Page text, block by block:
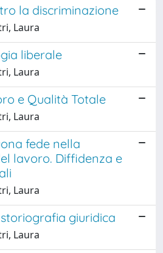
la discriminazione
Laura
liberale
Laura
e Qualità Totale
Laura
fede nella
lavoro. Diffidenza e
Laura
giuridica
Laura